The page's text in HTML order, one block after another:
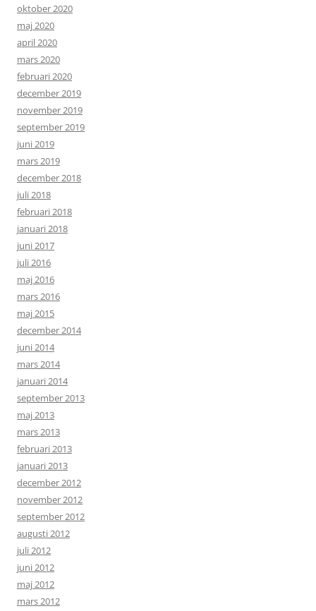
oktober 2020
maj 2020
april 2020
mars 2020
februari 2020
december 2019
november 2019
september 2019
juni 2019
mars 2019
december 2018
juli 2018
februari 2018
januari 2018
juni 2017
juli 2016
maj 2016
mars 2016
maj 2015
december 2014
juni 2014
mars 2014
januari 2014
september 2013
maj 2013
mars 2013
februari 2013
januari 2013
december 2012
november 2012
september 2012
augusti 2012
juli 2012
juni 2012
maj 2012
mars 2012